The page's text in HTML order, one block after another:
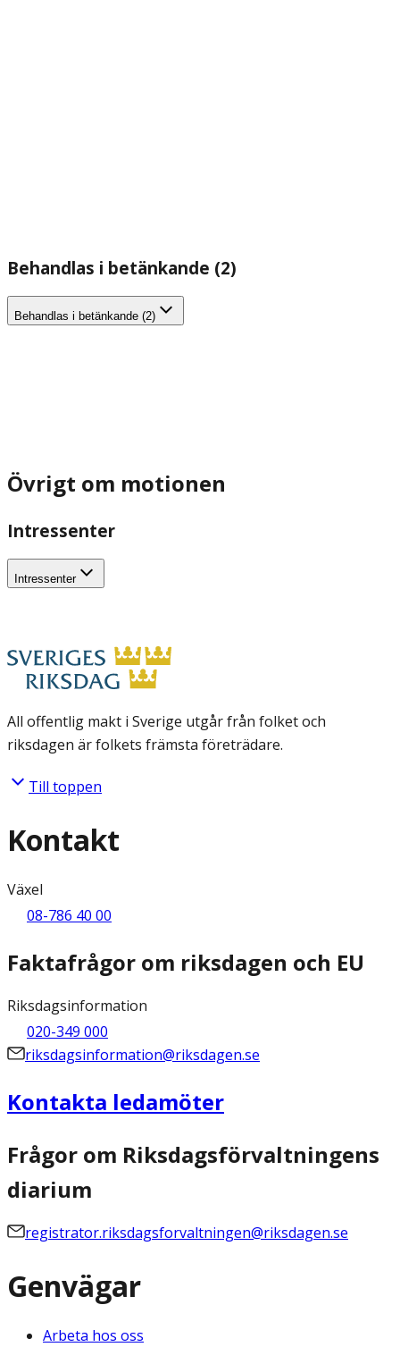
Behandlas i betänkande (2)
Behandlas i betänkande (2)
Övrigt om motionen
Intressenter
Intressenter
All offentlig makt i Sverige utgår från folket och
riksdagen är folkets främsta företrädare.
Till toppen
Kontakt
Växel
08-786 40 00
Faktafrågor om riksdagen och EU
Riksdagsinformation
020-349 000
riksdagsinformation@riksdagen.se
Kontakta ledamöter
Frågor om Riksdagsförvaltningens
diarium
registrator.riksdagsforvaltningen@riksdagen.se
Genvägar
Arbeta hos oss